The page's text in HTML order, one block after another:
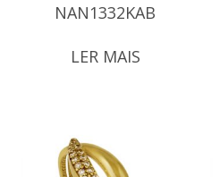
NAN1332KAB
LER MAIS